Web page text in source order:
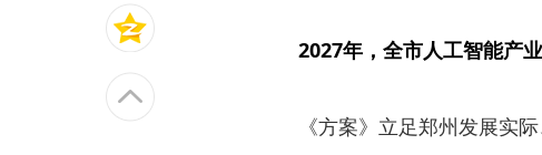
2027年，全市人工智能产
《方案》立足郑州发展实